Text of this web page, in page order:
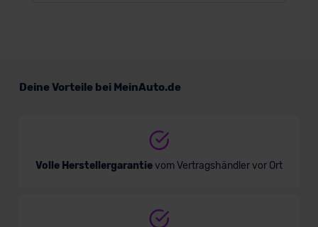
Deine Vorteile bei MeinAuto.de
Volle Herstellergarantievom Vertragshändler vor Ort